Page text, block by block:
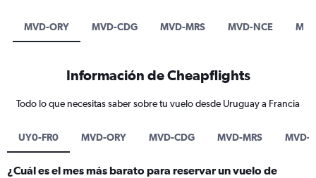
MVD-ORY MVD-CDG MVD-MRS MVD-NCE
Información de Cheapflights
Todo lo que necesitas saber sobre tu vuelo desde Uruguay a Francia
UY0-FR0 MVD-ORY MVD-CDG MVD-MRS MVD-
¿Cuál es el mes más barato para reservar un vuelo de